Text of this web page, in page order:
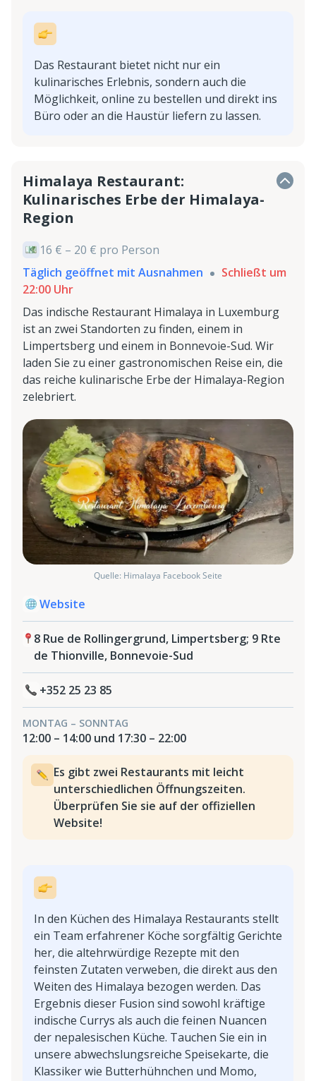
Das Restaurant bietet nicht nur ein
kulinarisches Erlebnis, sondern auch die
Möglichkeit, online zu bestellen und direkt ins
Büro oder an die Haustür liefern zu lassen.
Himalaya Restaurant:
Kulinarisches Erbe der Himalaya-
Region
16 € – 20 € pro Person
Täglich geöffnet mit Ausnahmen
Schließt um
22:00 Uhr
Das indische Restaurant Himalaya in Luxemburg
ist an zwei Standorten zu finden, einem in
Limpertsberg und einem in Bonnevoie-Sud. Wir
laden Sie zu einer gastronomischen Reise ein, die
das reiche kulinarische Erbe der Himalaya-Region
zelebriert.
Quelle: Himalaya Facebook Seite
Website
8 Rue de Rollingergrund, Limpertsberg; 9 Rte
de Thionville, Bonnevoie-Sud
+352 25 23 85
MONTAG – SONNTAG
12:00 – 14:00 und 17:30 – 22:00
Es gibt zwei Restaurants mit leicht
unterschiedlichen Öffnungszeiten.
Überprüfen Sie sie auf der offiziellen
Website!
In den Küchen des Himalaya Restaurants stellt
ein Team erfahrener Köche sorgfältig Gerichte
her, die altehrwürdige Rezepte mit den
feinsten Zutaten verweben, die direkt aus den
Weiten des Himalaya bezogen werden. Das
Ergebnis dieser Fusion sind sowohl kräftige
indische Currys als auch die feinen Nuancen
der nepalesischen Küche. Tauchen Sie ein in
unsere abwechslungsreiche Speisekarte, die
Klassiker wie Butterhühnchen und Momo,